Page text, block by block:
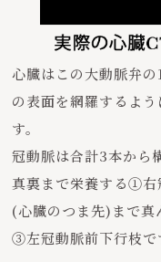
心臓はこの大動脈弁
の表面を網羅するよ
す。
冠動脈は合計3本から
真裏まで栄養する①
(心臓のつま先)まで真
③左冠動脈前下行枝で